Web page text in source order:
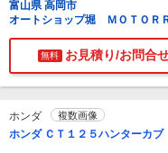
富山県 高岡市
オートショップ堀 ＭＯＴＯＲ
無料 お見積り/お問合
ホンダ 複数画像
ホンダ ＣＴ１２５ハンターカ